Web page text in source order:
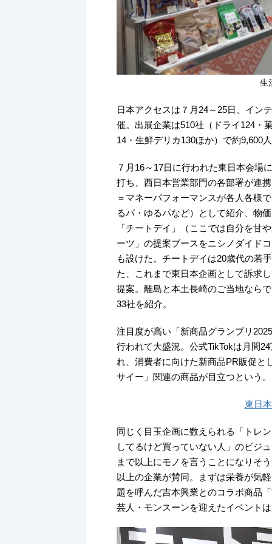
生
日本アクセスは７月24～25日、イン
催。出展企業は510社（ドライ124・
14・生鮮デリカ130ほか）で約9,600
７月16～17日に行われた東日本会場
打ち、西日本営業部門の各部署が連
＝マネーパフォーマンスが各人各様
るパ・ゆるパなど）として紹介、物
「チートデイ」（ここでは自分を甘
ーツ」の提案ブースをニシノダイド
も設けた。チートデイは20歳代の若
た、これまで東日本企画として訴求
提案。離島と本土長崎のご当地なら
33社を紹介。
注目度が高い「新商品グランプリ
行われて大盛況。公式TikTokは月間
れ、消費者に向けた新商品PR販促と
サイー」関連の商品が目立つという
東日
同じく目玉企画に数えられる「トレ
してるけど買っていない人」のビジ
まで以上にモノを言うことになりそ
以上の企業が賛同。まずは栄養が気
題を呼んだ吉本興業とのコラボ商品
芸人・モンスーンを迎えたイベント